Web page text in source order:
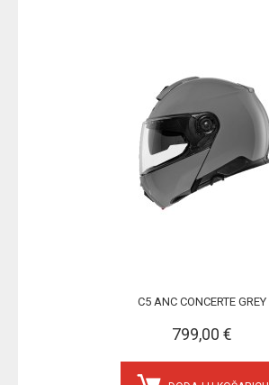
C5 ANC CONCERTE GREY
799,00 €